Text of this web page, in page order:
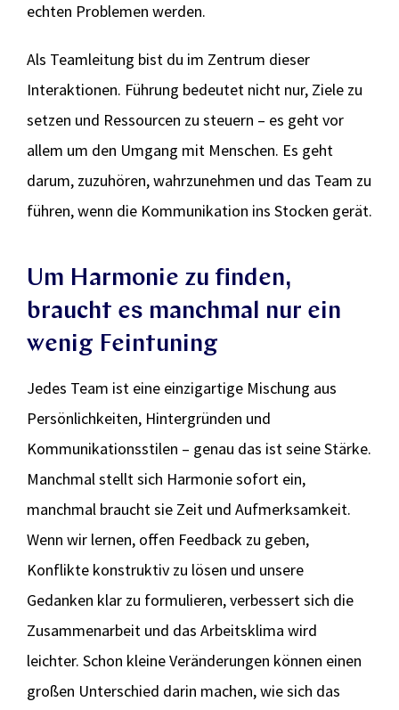
echten Problemen werden.
Als Teamleitung bist du im Zentrum dieser
Interaktionen. Führung bedeutet nicht nur, Ziele zu
setzen und Ressourcen zu steuern – es geht vor
allem um den Umgang mit Menschen. Es geht
darum, zuzuhören, wahrzunehmen und das Team zu
führen, wenn die Kommunikation ins Stocken gerät.
Um Harmonie zu finden,
braucht es manchmal nur ein
wenig Feintuning
Jedes Team ist eine einzigartige Mischung aus
Persönlichkeiten, Hintergründen und
Kommunikationsstilen – genau das ist seine Stärke.
Manchmal stellt sich Harmonie sofort ein,
manchmal braucht sie Zeit und Aufmerksamkeit.
Wenn wir lernen, offen Feedback zu geben,
Konflikte konstruktiv zu lösen und unsere
Gedanken klar zu formulieren, verbessert sich die
Zusammenarbeit und das Arbeitsklima wird
leichter. Schon kleine Veränderungen können einen
großen Unterschied darin machen, wie sich das